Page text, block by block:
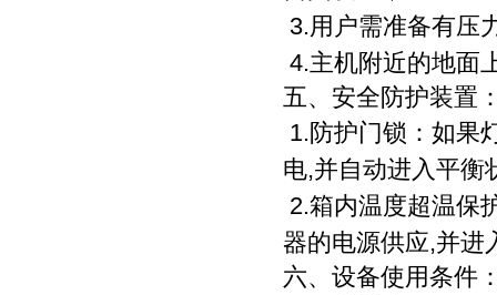
3.用户需准备有压
4.主机附近的地面
五、 安全防护装置
1.防护门锁：如果
电,并自动进入平衡
2.箱内温度超温保
器的电源供应,并进
六、 设备使用条件